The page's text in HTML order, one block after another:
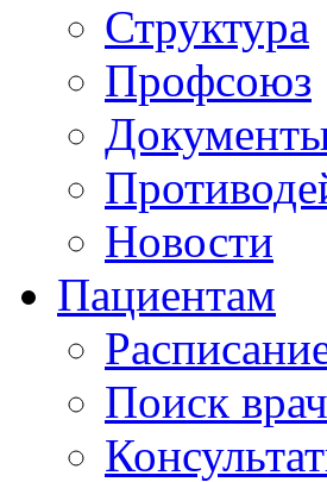
Структура
Профсоюз
Новости
Пациентам
Поиск